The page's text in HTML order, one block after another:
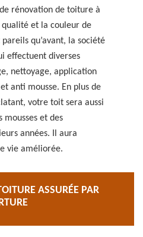
rénovation de toiture à
et la couleur de
qu’avant, la société
effectuent diverses
nettoyage, application
anti mousse. En plus de
votre toit sera aussi
mousses et des
années. Il aura
vie améliorée.
ASSURÉE PAR